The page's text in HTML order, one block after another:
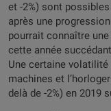
et -2%) sont
après une
pourrait connaître
cette année
Une certaine volatilité
machines et
delà de -2%) en 2019